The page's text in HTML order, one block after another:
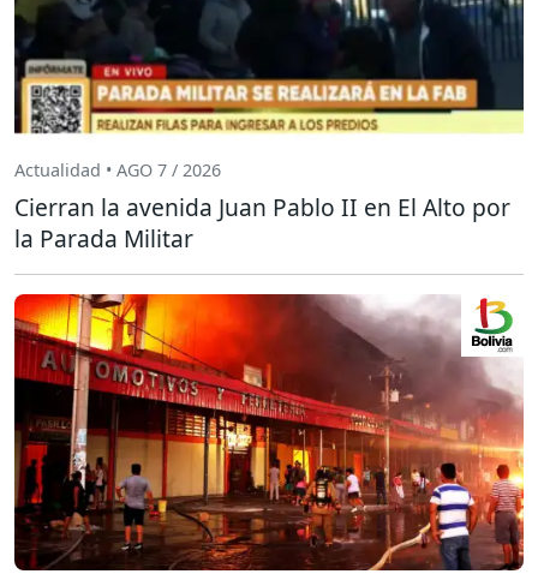
Actualidad • AGO 7 / 2026
Cierran la avenida Juan Pablo II en El Alto por
la Parada Militar